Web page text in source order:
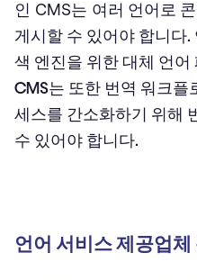
인 CMS는 여러 언어로
게시할 수 있어야 합니다.
색 엔진을 위한 대체 언
CMS는 또한 번역 워크플
세스를 간소화하기 위해
수 있어야 합니다.
언어 서비스 제공업체